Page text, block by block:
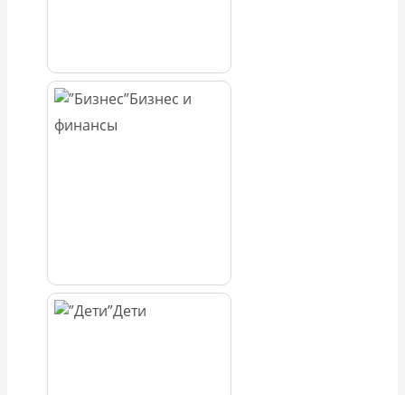
Бизнес и
финансы
Дети